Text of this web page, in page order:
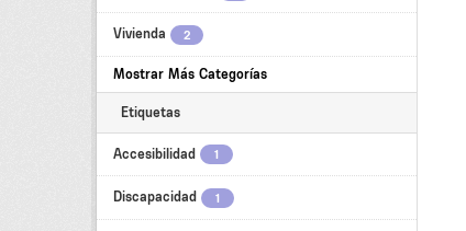
Vivienda 2
Mostrar Más Categorías
Etiquetas
Accesibilidad 1
Discapacidad 1